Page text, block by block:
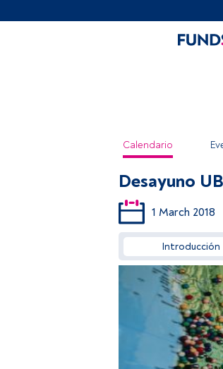
Calendario
Desayuno
1 March 2018
Introducción